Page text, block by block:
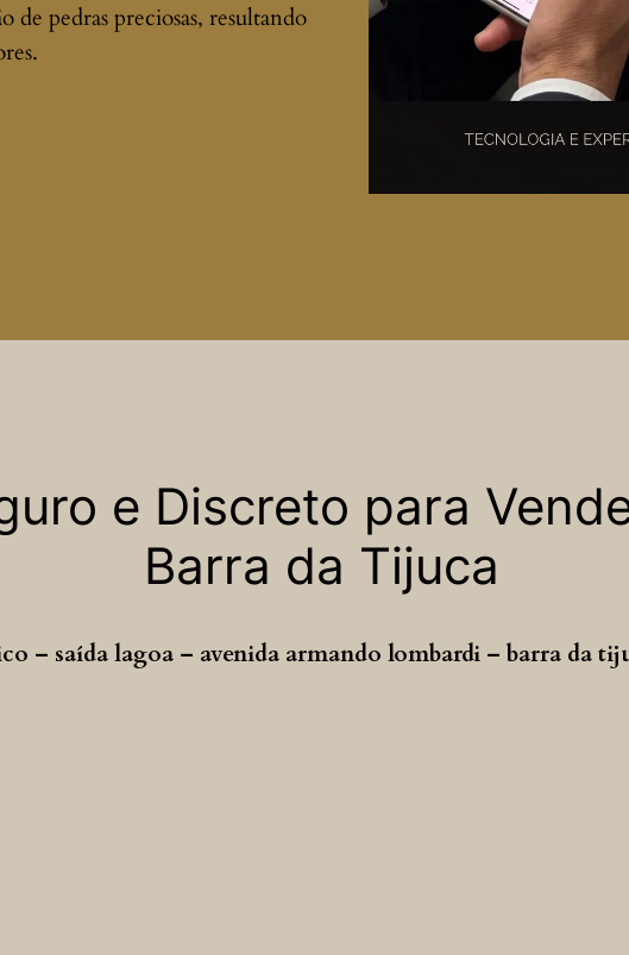
de pedras preciosas, resultando
e Discreto para
Barra da Tijuca
– saída lagoa – avenida armando lombardi – barra da